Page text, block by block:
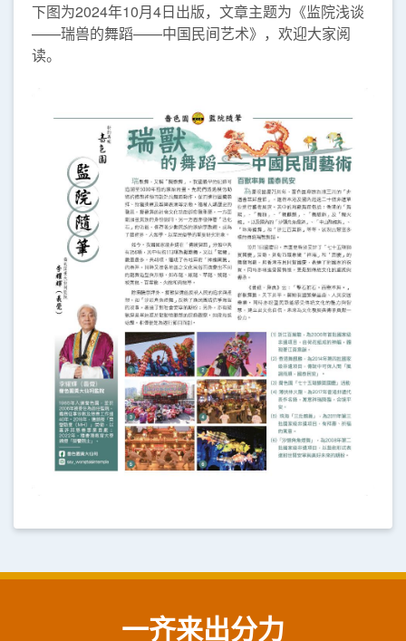
下图为2024年10月4日出版，文章主题为《监院浅谈
——瑞兽的舞蹈——中国民间艺术》，欢迎大家阅
读。
一齐来出分力